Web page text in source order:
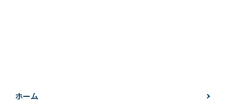
ホーム